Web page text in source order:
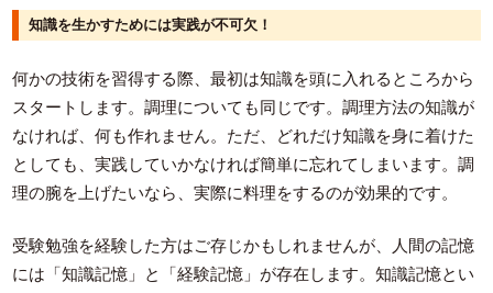
知識を生かすためには実践が不可欠！
何かの技術を習得する際、最初は知識を頭に入れるところから
スタートします。調理についても同じです。調理方法の知識が
なければ、何も作れません。ただ、どれだけ知識を身に着けた
としても、実践していかなければ簡単に忘れてしまいます。調
理の腕を上げたいなら、実際に料理をするのが効果的です。
受験勉強を経験した方はご存じかもしれませんが、人間の記憶
には「知識記憶」と「経験記憶」が存在します。知識記憶とい